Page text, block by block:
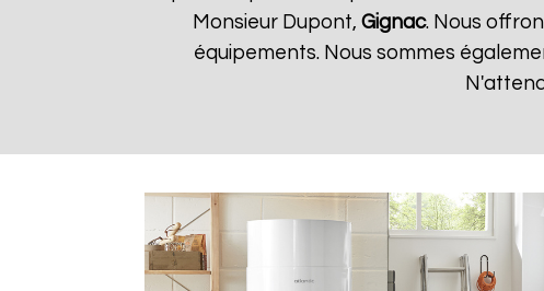
Monsieur Dupont, Gignac. Nous
équipements. Nous sommes